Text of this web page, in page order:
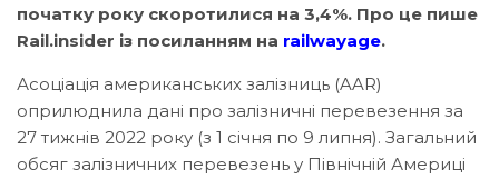
початку року скоротилися на 3,4%. Про це пише
Rail.insider із посиланням на railwayage.
Асоціація американських залізниць (AAR)
оприлюднила дані про залізничні перевезення за
27 тижнів 2022 року (з 1 січня по 9 липня). Загальний
обсяг залізничних перевезень у Північній Америці